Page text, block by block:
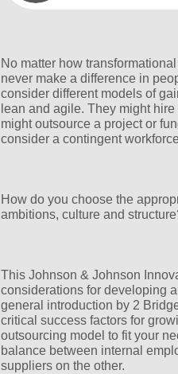
No matter how
never make a difference in
consider different models of
lean and agile. They might
might outsource a project or
consider a contingent
How do you choose the
ambitions, culture and
This Johnson & Johnson
considerations for developing
general introduction by 2
critical success factors for
outsourcing model to fit your
balance between internal
suppliers on the other.